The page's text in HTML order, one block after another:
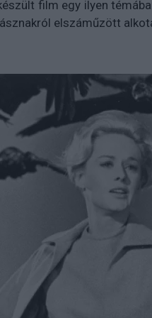
film egy ilyen
elszáműzött